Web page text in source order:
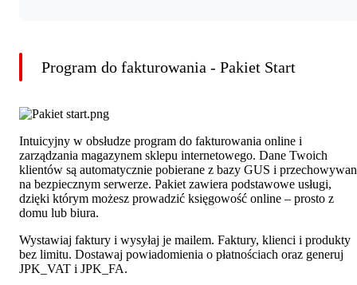
Program do fakturowania - Pakiet Start
Intuicyjny w obsłudze program do fakturowania online i
zarządzania magazynem sklepu internetowego. Dane Twoich
klientów są automatycznie pobierane z bazy GUS i
na bezpiecznym serwerze. Pakiet zawiera podstawowe usługi,
dzięki którym możesz prowadzić księgowość online – prosto z
domu lub biura.
Wystawiaj faktury i wysyłaj je mailem. Faktury, klienci i produkty
bez limitu. Dostawaj powiadomienia o płatnościach oraz generuj
JPK_VAT i JPK_FA.